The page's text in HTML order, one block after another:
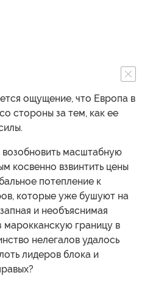
ощущение, что Европа в
стороны за тем, как ее
масштабную
косвенно взвинтить цены
потепление к
которые уже бушуют на
и необъяснимая
марокканскую границу в
нелегалов удалось
лидеров блока и